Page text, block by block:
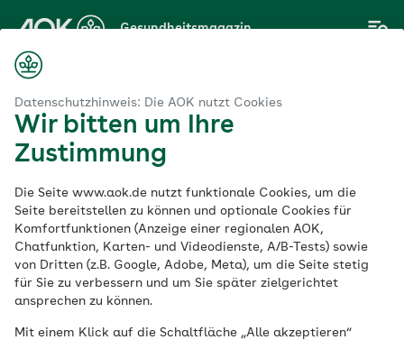
Datenschutzhinweis: Die AOK nutzt Cookies
Wir bitten um Ihre
Zustimmung
Die Seite www.aok.de nutzt funktionale Cookies, um die
Seite bereitstellen zu können und optionale Cookies für
Komfortfunktionen (Anzeige einer regionalen AOK,
Chatfunktion, Karten- und Videodienste, A/B-Tests) sowie
von Dritten (z.B. Google, Adobe, Meta), um die Seite stetig
für Sie zu verbessern und um Sie später zielgerichtet
ansprechen zu können.
Mit einem Klick auf die Schaltfläche „Alle akzeptieren“
Hauptinhalt
springen
Gesundheitsmagazin
Wie ernähre ich mich
klimafreundlich und
nachhaltig?